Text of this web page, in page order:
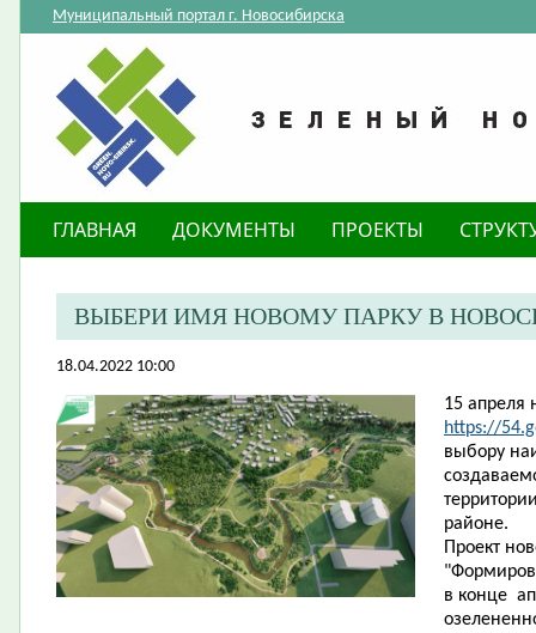
Муниципальный портал г. Новосибирска
ГЛАВНАЯ ДОКУМЕНТЫ ПРОЕКТЫ
ВЫБЕРИ ИМЯ НОВОМУ ПАРКУ В
18.04.2022 10:00
15 апреля
https://
выбору
районе.
Проект
в конце